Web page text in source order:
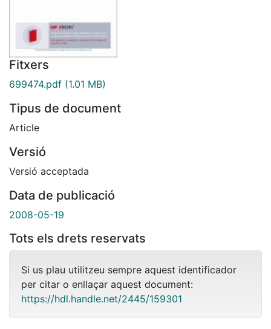
Fitxers
699474.pdf (1.01 MB)
Tipus de document
Article
Versió
Versió acceptada
Data de publicació
2008-05-19
Tots els drets reservats
Si us plau utilitzeu sempre aquest identificador
per citar o enllaçar aquest document:
https://hdl.handle.net/2445/159301